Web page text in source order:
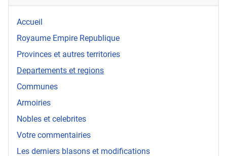
Accueil
Royaume Empire Republique
Provinces et autres territories
Departements et regions
Communes
Armoiries
Nobles et celebrites
Votre commentairies
Les derniers blasons et modifications